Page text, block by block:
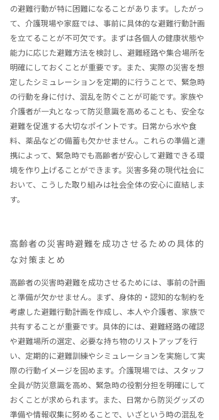
の避難行動が特に困難になることがあります。したがっ
て、介護現場や家庭では、事前に具体的な避難行動計画
を立てることが不可欠です。まずは各個人の健康状態や
能力に応じた避難方法を検討し、避難経路や集合場所を
明確にしておくことが重要です。また、実際の災害を想
定したシミュレーションを定期的に行うことで、緊急時
の行動を身に付け、混乱を防ぐことが可能です。家族や
介護者が一丸となって防災意識を高めることも、安全な
避難を促進する大切なポイントです。日常から水や食
料、薬品などの備蓄も欠かせません。これらの準備と連
携によって、緊急時でも高齢者が安心して避難できる環
境を作り上げることができます。災害多発の現代社会に
おいて、こうした取り組みは社会全体の安心に直結しま
す。
高齢者の災害時避難を成功させるための具体的
な対策まとめ
高齢者の災害時避難を成功させるためには、事前の計画
と準備が欠かせません。まず、身体的・認知的な制約を
考慮した避難行動計画を作成し、本人や介護者、家族で
共有することが重要です。具体的には、避難経路の確認
や避難場所の選定、必要な持ち物のリストアップを行
い、定期的に避難訓練やシミュレーションを実施して実
際の行動イメージを固めます。介護現場では、スタッフ
全員が防災意識を高め、緊急時の役割分担を明確にして
おくことが求められます。また、日常から防災グッズの
準備や情報収集に努めることで、いざという時の混乱を